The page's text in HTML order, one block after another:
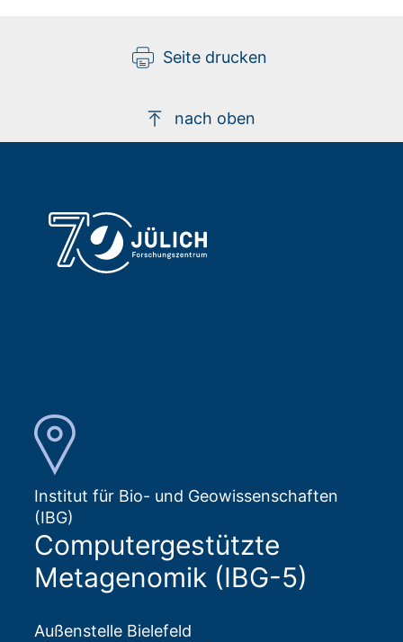
Seite drucken
nach oben
Institut für Bio- und Geowissenschaften
(IBG)
Computergestützte
Metagenomik (IBG-5)
Außenstelle Bielefeld